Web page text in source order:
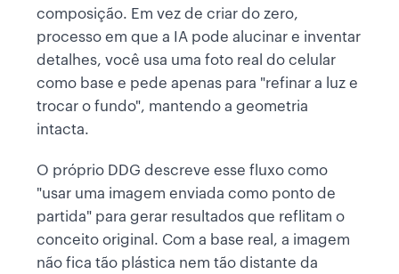
composição. Em vez de criar do zero,
processo em que a IA pode alucinar e inventar
detalhes, você usa uma foto real do celular
como base e pede apenas para "refinar a luz e
trocar o fundo", mantendo a geometria
intacta.
O próprio DDG descreve esse fluxo como
"usar uma imagem enviada como ponto de
partida" para gerar resultados que reflitam o
conceito original. Com a base real, a imagem
não fica tão plástica nem tão distante da